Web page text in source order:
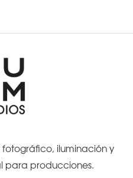
iluminación y
para producciones.